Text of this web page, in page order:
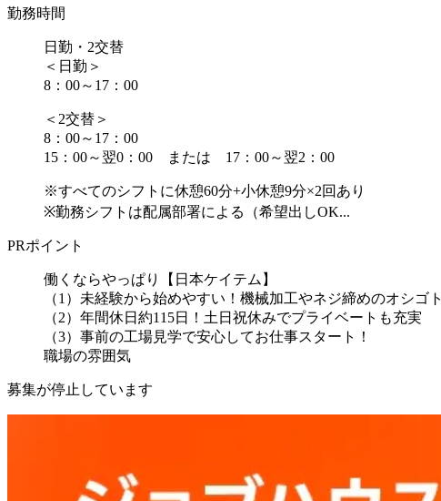
勤務時間
日勤・2交替
＜日勤＞
8：00～17：00
＜2交替＞
8：00～17：00
15：00～翌0：00 または 17：00～翌2：00
※すべてのシフトに休憩60分+小休憩9分×2回あり
※勤務シフトは配属部署による（希望出しOK...
PRポイント
働くならやっぱり【日本ケイテム】
（1）未経験から始めやすい！機械加工やネジ締めのオシゴト
（2）年間休日約115日！土日祝休みでプライベートも充実
（3）事前の工場見学で安心してお仕事スタート！
職場の雰囲気
募集が停止しています